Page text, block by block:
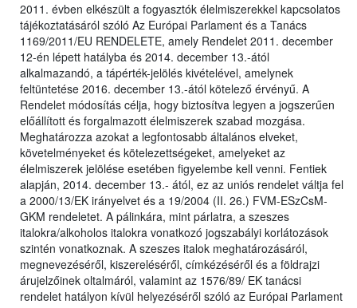
2011. évben elkészült a fogyasztók élelmiszerekkel kapcsolatos
tájékoztatásáról szóló Az Európai Parlament és a Tanács
1169/2011/EU RENDELETE, amely Rendelet 2011. december
12-én lépett hatályba és 2014. december 13.-ától
alkalmazandó, a tápérték-jelölés kivételével, amelynek
feltüntetése 2016. december 13.-ától kötelező érvényű. A
Rendelet módosítás célja, hogy biztosítva legyen a jogszerűen
előállított és forgalmazott élelmiszerek szabad mozgása.
Meghatározza azokat a legfontosabb általános elveket,
követelményeket és kötelezettségeket, amelyeket az
élelmiszerek jelölése esetében figyelembe kell venni. Fentiek
alapján, 2014. december 13.- ától, ez az uniós rendelet váltja fel
a 2000/13/EK irányelvet és a 19/2004 (II. 26.) FVM-ESzCsM-
GKM rendeletet. A pálinkára, mint párlatra, a szeszes
italokra/alkoholos italokra vonatkozó jogszabályi korlátozások
szintén vonatkoznak. A szeszes italok meghatározásáról,
megnevezéséről, kiszereléséről, címkézéséről és a földrajzi
árujelzőinek oltalmáról, valamint az 1576/89/ EK tanácsi
rendelet hatályon kívül helyezéséről szóló az Európai Parlament